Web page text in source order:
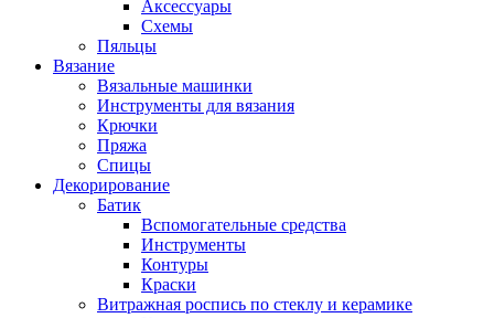
Аксессуары
Схемы
Пяльцы
Вязание
Вязальные машинки
Инструменты для вязания
Крючки
Пряжа
Спицы
Декорирование
Батик
Вспомогательные средства
Инструменты
Контуры
Краски
Витражная роспись по стеклу и керамике